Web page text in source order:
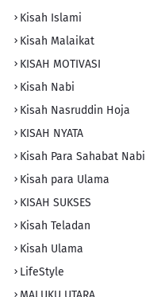
Kisah Islami
Kisah Malaikat
KISAH MOTIVASI
Kisah Nabi
Kisah Nasruddin Hoja
KISAH NYATA
Kisah Para Sahabat Nabi
Kisah para Ulama
KISAH SUKSES
Kisah Teladan
Kisah Ulama
LifeStyle